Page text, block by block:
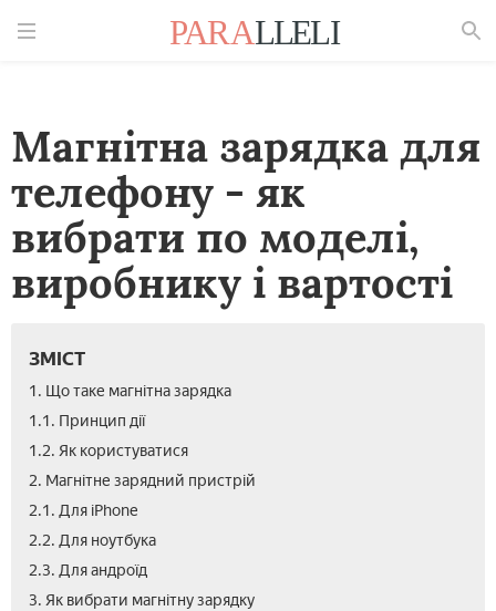
Магнітна зарядка для
телефону - як
вибрати по моделі,
виробнику і вартості
ЗМІСТ
1. Що таке магнітна зарядка
1.1. Принцип дії
1.2. Як користуватися
2. Магнітне зарядний пристрій
2.1. Для iPhone
2.2. Для ноутбука
2.3. Для андроїд
3. Як вибрати магнітну зарядку